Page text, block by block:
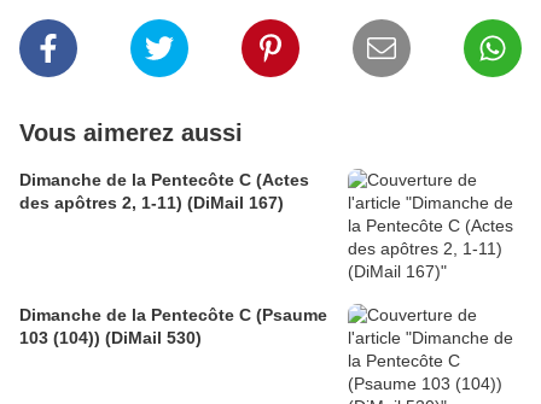
Vous aimerez aussi
Dimanche de la Pentecôte C (Actes
des apôtres 2, 1-11) (DiMail 167)
Dimanche de la Pentecôte C (Psaume
103 (104)) (DiMail 530)